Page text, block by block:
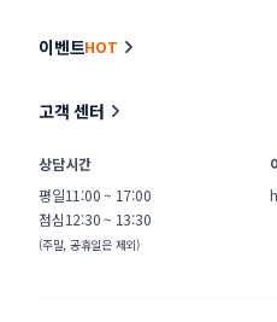
이벤트HOT
고객 센터
상담시간
평일11:00 ~ 17:00
점심12:30 ~ 13:30
(주말, 공휴일은 제외)